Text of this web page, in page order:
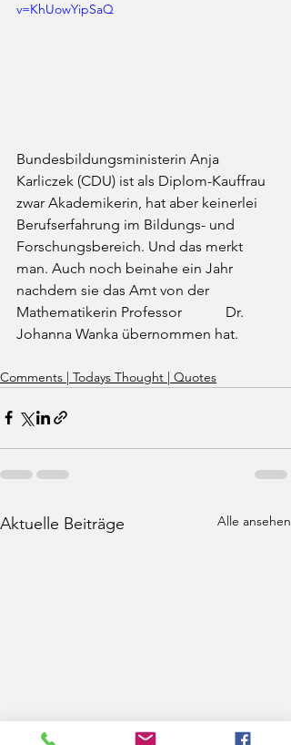
v=KhUowYipSaQ
Bundesbildungsministerin Anja
Karliczek (CDU) ist als Diplom-Kauffrau
zwar Akademikerin, hat aber keinerlei
Berufserfahrung im Bildungs- und
Forschungsbereich. Und das merkt
man. Auch noch beinahe ein Jahr
nachdem sie das Amt von der
Mathematikerin Professor            Dr.
Johanna Wanka übernommen hat.
Comments | Todays Thought | Quotes
Aktuelle Beiträge Alle ansehen